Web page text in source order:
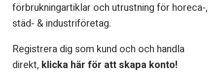
förbrukningartiklar och utrustning för horeca-,
städ- & industriföretag.
Registrera dig som kund och och handla
direkt, klicka här för att skapa konto!